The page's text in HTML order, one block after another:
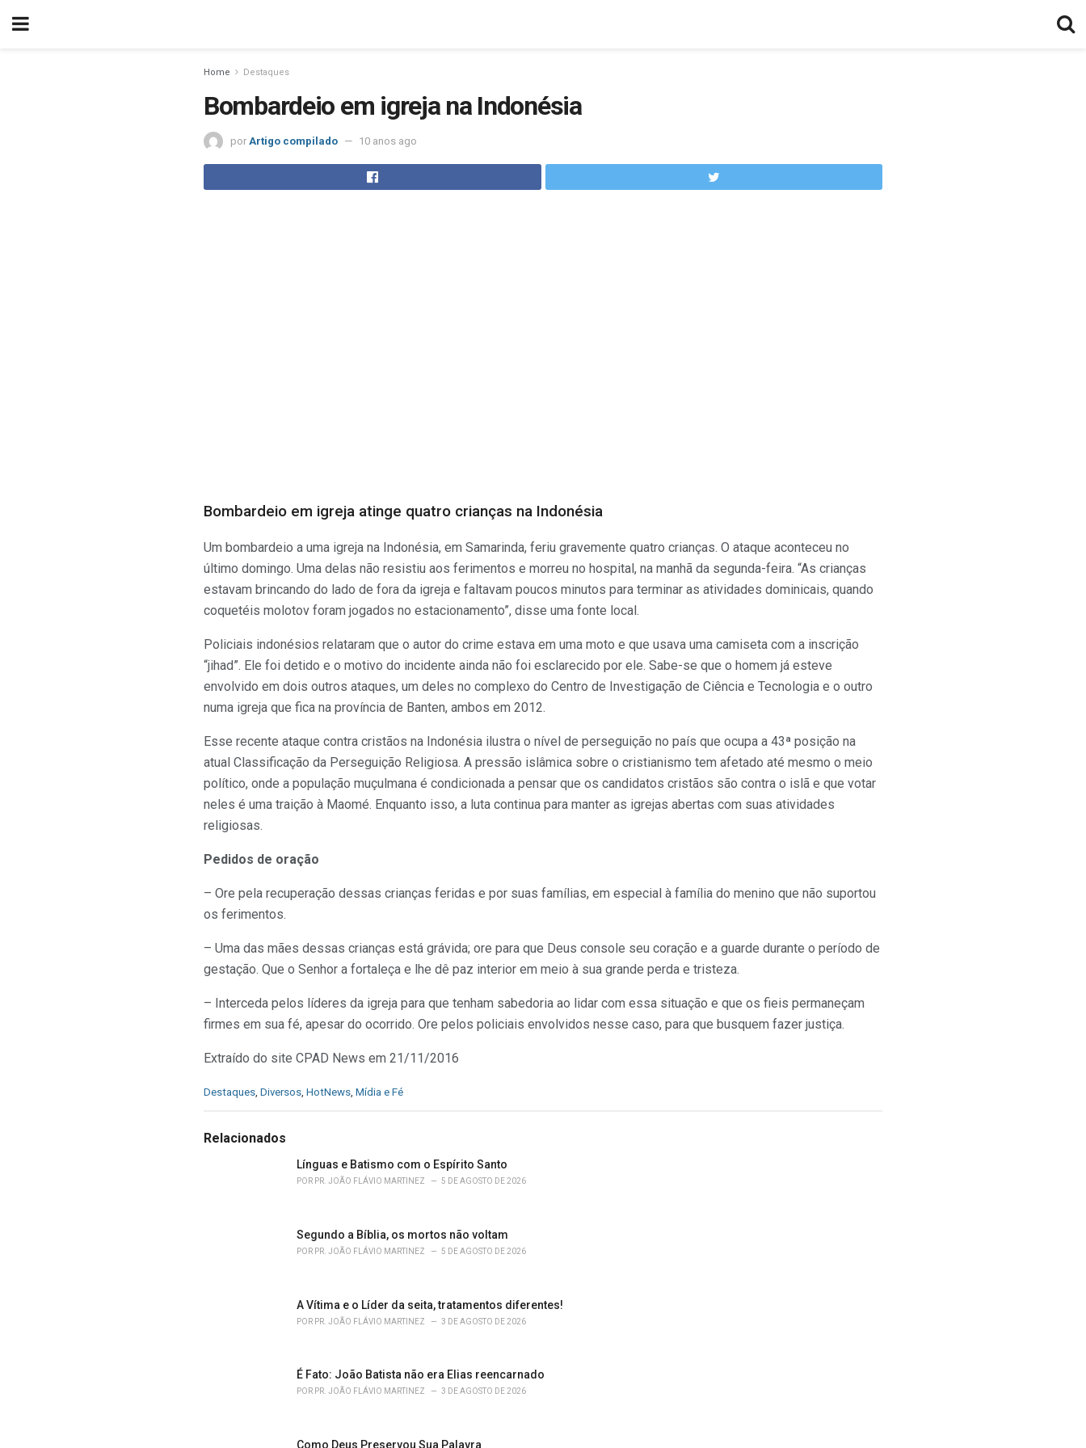
Home Destaques
Bombardeio em igreja na Indonésia
por Artigo compilado 10 anos ago
Bombardeio em igreja atinge quatro crianças na Indonésia
Um bombardeio a uma igreja na Indonésia, em Samarinda, feriu gravemente quatro crianças. O ataque aconteceu no
último domingo. Uma delas não resistiu aos ferimentos e morreu no hospital, na manhã da segunda-feira. “As crianças
estavam brincando do lado de fora da igreja e faltavam poucos minutos para terminar as atividades dominicais, quando
coquetéis molotov foram jogados no estacionamento”, disse uma fonte local.
Policiais indonésios relataram que o autor do crime estava em uma moto e que usava uma camiseta com a inscrição
“jihad”. Ele foi detido e o motivo do incidente ainda não foi esclarecido por ele. Sabe-se que o homem já esteve
envolvido em dois outros ataques, um deles no complexo do Centro de Investigação de Ciência e Tecnologia e o outro
numa igreja que fica na província de Banten, ambos em 2012.
Esse recente ataque contra cristãos na Indonésia ilustra o nível de perseguição no país que ocupa a 43ª posição na
atual Classificação da Perseguição Religiosa. A pressão islâmica sobre o cristianismo tem afetado até mesmo o meio
político, onde a população muçulmana é condicionada a pensar que os candidatos cristãos são contra o islã e que votar
neles é uma traição à Maomé. Enquanto isso, a luta continua para manter as igrejas abertas com suas atividades
religiosas.
Pedidos de oração
– Ore pela recuperação dessas crianças feridas e por suas famílias, em especial à família do menino que não suportou
os ferimentos.
– Uma das mães dessas crianças está grávida; ore para que Deus console seu coração e a guarde durante o período de
gestação. Que o Senhor a fortaleça e lhe dê paz interior em meio à sua grande perda e tristeza.
– Interceda pelos líderes da igreja para que tenham sabedoria ao lidar com essa situação e que os fieis permaneçam
firmes em sua fé, apesar do ocorrido. Ore pelos policiais envolvidos nesse caso, para que busquem fazer justiça.
Extraído do site CPAD News em 21/11/2016
C
e
Destaques Diversos HotNews Mídia e Fé
Relacionados
Línguas e Batismo com o Espírito Santo
POR PR. JOÃO FLÁVIO MARTINEZ 5 DE AGOSTO DE 2026
Segundo a Bíblia, os mortos não voltam
POR PR. JOÃO FLÁVIO MARTINEZ 5 DE AGOSTO DE 2026
A Vítima e o Líder da seita, tratamentos diferentes!
POR PR. JOÃO FLÁVIO MARTINEZ 3 DE AGOSTO DE 2026
É Fato: João Batista não era Elias reencarnado
POR PR. JOÃO FLÁVIO MARTINEZ 3 DE AGOSTO DE 2026
Como Deus Preservou Sua Palavra